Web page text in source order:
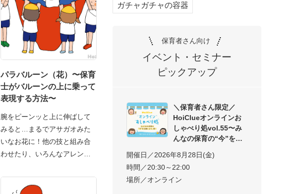
パラバルーン（花）〜保育
士がバルーンの上に乗って
表現する方法〜
腕をピーンッと上に伸ばして
みると…まるでアサガオみた
いなお花に！他の技と組み合
わせたり、いろんなアレンジ
ガチャガチャの容器
保育者さん向け
イベント・セミナー
ピックアップ
＼保育者さん限定／
HoiClueオンラインお
しゃべり処vol.55〜み
んなの保育の“今”を交
開催日／2026年8月28日(金)
時間／20:30～22:00
場所／オンライン